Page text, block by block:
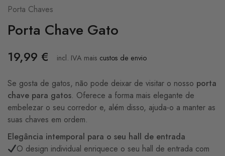
Porta Chaves
Porta Chave Gato
19,99 € incl. IVA mais custos de envio
Se gosta de gatos, não pode deixar de visitar o nosso porta
chave para gatos. Oferece a forma mais elegante de
embelezar o seu corredor e, além disso, ajuda-o a manter as
suas chaves em ordem.
Elegância intemporal para o seu hall de entrada
O design individual enriquece o seu hall de entrada com